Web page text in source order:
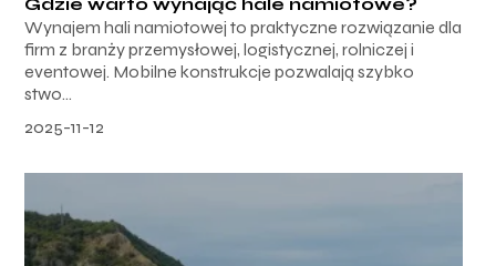
Wynajem hali namiotowej to praktyczne rozwiązanie dla
firm z branży przemysłowej, logistycznej, rolniczej i
eventowej. Mobilne konstrukcje pozwalają szybko
stwo...
2025-11-12